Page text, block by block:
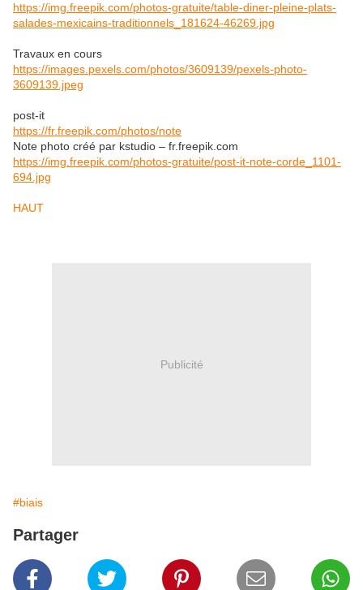
https://img.freepik.com/photos-gratuite/table-diner-pleine-plats-
salades-mexicains-traditionnels_181624-46269.jpg
Travaux en cours
https://images.pexels.com/photos/3609139/pexels-photo-
3609139.jpeg
post-it
https://fr.freepik.com/photos/note
Note photo créé par kstudio – fr.freepik.com
https://img.freepik.com/photos-gratuite/post-it-note-corde_1101-
694.jpg
HAUT
Publicité
#biais
Partager